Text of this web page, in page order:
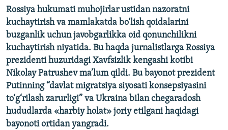
Rossiya hukumati muhojirlar ustidan nazoratni
kuchaytirish va mamlakatda bo‘lish qoidalarini
buzganlik uchun javobgarlikka oid qonunchilikni
kuchaytirish niyatida. Bu haqda jurnalistlarga Rossiya
prezidenti huzuridagi Xavfsizlik kengashi kotibi
Nikolay Patrushev ma’lum qildi. Bu bayonot prezident
Putinning “davlat migratsiya siyosati konsepsiyasini
to‘g‘rilash zarurligi” va Ukraina bilan chegaradosh
hududlarda «harbiy holat» joriy etilgani haqidagi
bayonoti ortidan yangradi.